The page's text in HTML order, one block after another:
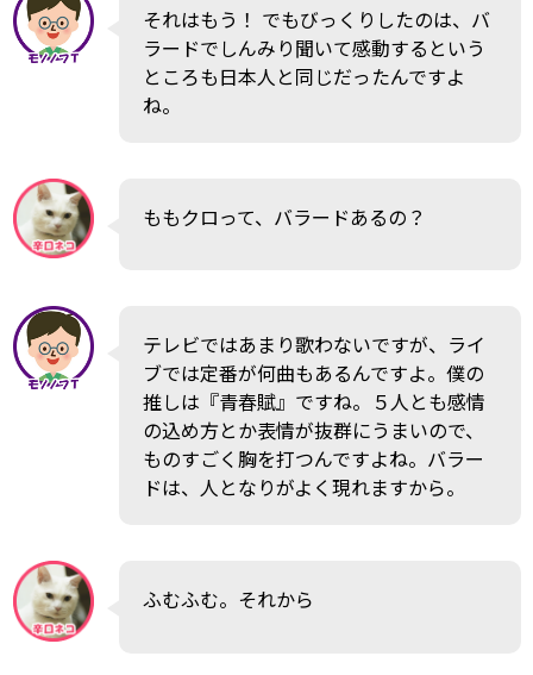
それはもう！ でもびっくりしたのは、バ
ラードでしんみり聞いて感動するという
ところも日本人と同じだったんですよ
ね。
ももクロって、バラードあるの？
テレビではあまり歌わないですが、ライ
ブでは定番が何曲もあるんですよ。僕の
推しは『青春賦』ですね。５人とも感情
の込め方とか表情が抜群にうまいので、
ものすごく胸を打つんですよね。バラー
ドは、人となりがよく現れますから。
ふむふむ。それから